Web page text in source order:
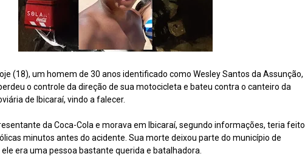
(18), um homem de 30 anos identificado como Wesley Santos da Assunção,
o controle da direção de sua motocicleta e bateu contra o canteiro da
de Ibicaraí, vindo a falecer.
da Coca-Cola e morava em Ibicaraí, segundo informações, teria feito
minutos antes do acidente. Sua morte deixou parte do município de
ele era uma pessoa bastante querida e batalhadora.